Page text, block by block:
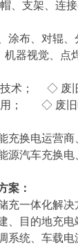
、支架、连
涂布、对辊
机器视觉、点
术； ◇ 废
； ◇ 废
充换电运营
源汽车充换
案：
充一体化解决
、目的地充
系统、车载